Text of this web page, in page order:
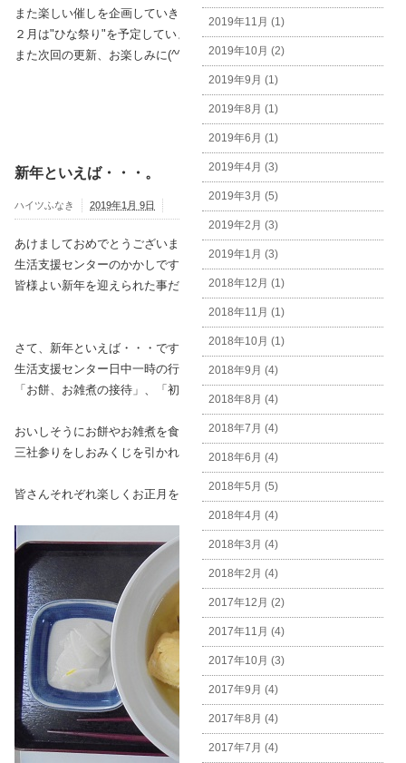
また楽しい催しを企画していきたいと思います。
２月は"ひな祭り"を予定しています。
また次回の更新、お楽しみに(^^)/
新年といえば・・・。
ハイツふなき 2019年1月 9日
あけましておめでとうございます。
生活支援センターのかかしです。
皆様よい新年を迎えられた事だと思います。
さて、新年といえば・・・ですが、
生活支援センター日中一時の行事で、
「お餅、お雑煮の接待」、「初詣」、正月のベントを開催しました！！
おいしそうにお餅やお雑煮を食べられたり、
三社参りをしおみくじを引かれたり、
皆さんそれぞれ楽しくお正月を過ごされていらっしゃいました。
2019年11月 (1)
2019年10月 (2)
2019年9月 (1)
2019年8月 (1)
2019年6月 (1)
2019年4月 (3)
2019年3月 (5)
2019年2月 (3)
2019年1月 (3)
2018年12月 (1)
2018年11月 (1)
2018年10月 (1)
2018年9月 (4)
2018年8月 (4)
2018年7月 (4)
2018年6月 (4)
2018年5月 (5)
2018年4月 (4)
2018年3月 (4)
2018年2月 (4)
2017年12月 (2)
2017年11月 (4)
2017年10月 (3)
2017年9月 (4)
2017年8月 (4)
2017年7月 (4)